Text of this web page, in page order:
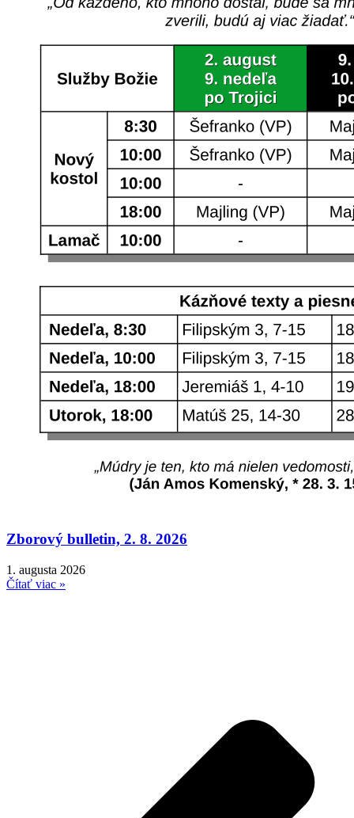
Zborový bulletin, 2. 8. 2026
1. augusta 2026
Čítať viac »